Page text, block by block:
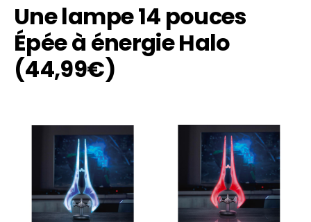
Une lampe 14 pouces
Épée à énergie Halo
(44,99€)